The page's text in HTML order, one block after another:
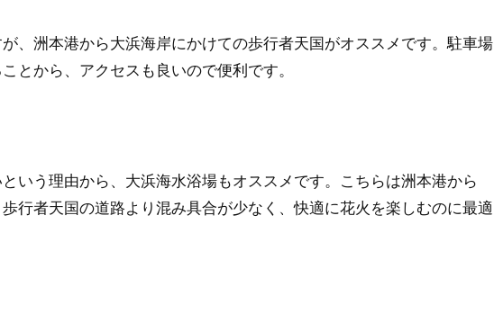
、洲本港から大浜海岸にかけての歩行者天国がオススメです。駐車場
とから、アクセスも良いので便利です。
いう理由から、大浜海水浴場もオススメです。こちらは洲本港から
行者天国の道路より混み具合が少なく、快適に花火を楽しむのに最適